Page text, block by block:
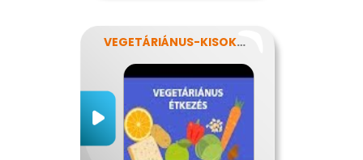
VEGETÁRIÁNUS-KISOKOS